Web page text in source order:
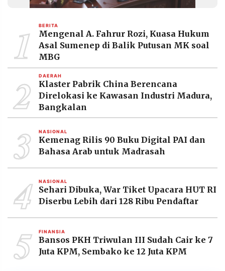
PRAMUDITA
2026
PT.
MEDIA
1 BERITA
Mengenal A. Fahrur Rozi, Kuasa Hukum
Asal Sumenep di Balik Putusan MK soal
MBG
2 DAERAH
Klaster Pabrik China Berencana
Direlokasi ke Kawasan Industri Madura,
Bangkalan
3 NASIONAL
Kemenag Rilis 90 Buku Digital PAI dan
Bahasa Arab untuk Madrasah
4 NASIONAL
Sehari Dibuka, War Tiket Upacara HUT RI
Diserbu Lebih dari 128 Ribu Pendaftar
5 FINANSIA
Bansos PKH Triwulan III Sudah Cair ke 7
Juta KPM, Sembako ke 12 Juta KPM